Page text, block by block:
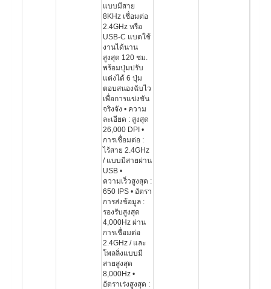
แบบมีสาย
8KHz เชื่อมต่อ
2.4GHz หรือ
USB-C แบตใช้
งานได้นาน
สูงสุด 120 ชม.
พร้อมปุ่มปรับ
แต่งได้ 6 ปุ่ม
ตอบสนองฉับไว
เพื่อการแข่งขัน
จริงจัง • ความ
ละเอียด : สูงสุด
26,000 DPI •
การเชื่อมต่อ :
ไร้สาย 2.4GHz
/ แบบมีสายผ่าน
USB •
ความเร็วสูงสุด :
650 IPS • อัตรา
การส่งข้อมูล :
รองรับสูงสุด
4,000Hz ผ่าน
การเชื่อมต่อ
2.4GHz / และ
โพลลิ่งแบบมี
สายสูงสุด
8,000Hz •
อัตราเร่งสูงสุด :